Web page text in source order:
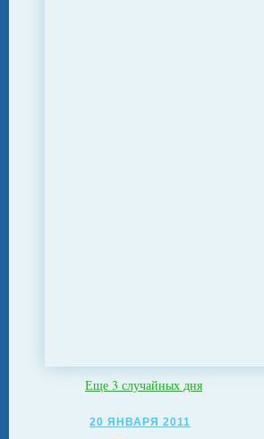
Еще 3 случайных дня
20 ЯНВАРЯ 2011